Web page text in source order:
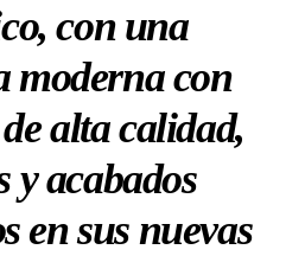
con una
moderna con
alta calidad,
y acabados
en sus nuevas